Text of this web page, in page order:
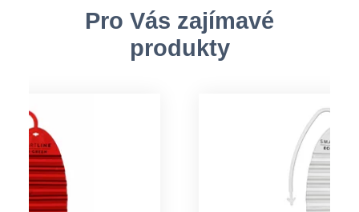
Pro Vás zajímavé
produkty